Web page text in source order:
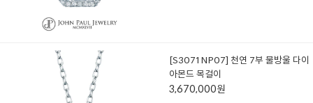
[S3071NP07] 천연 7부 물방울 다이
아몬드 목걸이
3,670,000원